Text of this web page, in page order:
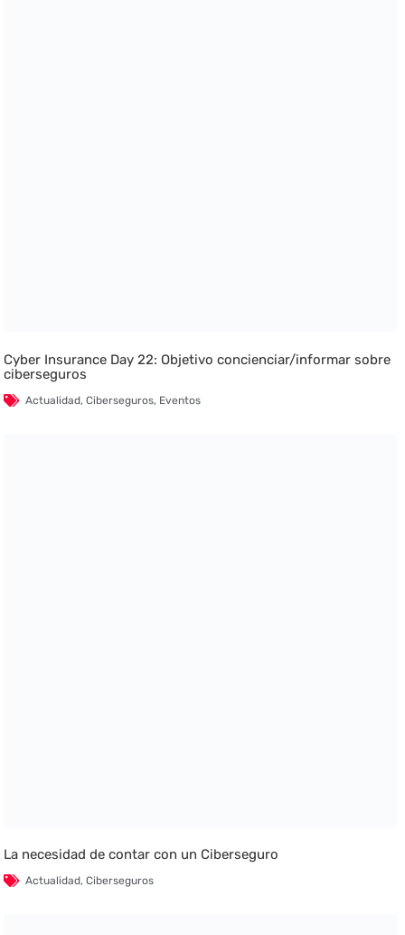
Cyber Insurance Day 22: Objetivo concienciar/informar sobre
ciberseguros
Actualidad,Ciberseguros, Eventos
La necesidad de contar con un Ciberseguro
Actualidad,Ciberseguros